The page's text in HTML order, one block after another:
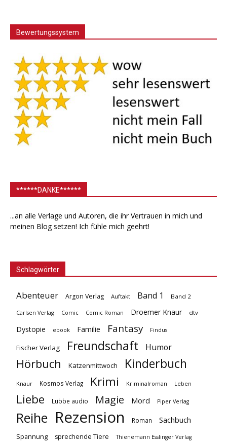
Bewertungssystem
******DANKE******
...an alle Verlage und Autoren, die ihr Vertrauen in mich und
meinen Blog setzen! Ich fühle mich geehrt!
Schlagwörter
Abenteuer Argon Verlag Auftakt Band 1 Band 2
Carlsen Verlag Comic Comic Roman Droemer Knaur dtv
Dystopie ebook Familie Fantasy Findus
Fischer Verlag Freundschaft Humor
Hörbuch Katzenmittwoch Kinderbuch
Knaur Kosmos Verlag Krimi Kriminalroman Leben
Liebe Lübbe audio Magie Mord Piper Verlag
Reihe Rezension Roman Sachbuch
Spannung sprechende Tiere Thienemann Esslinger Verlag